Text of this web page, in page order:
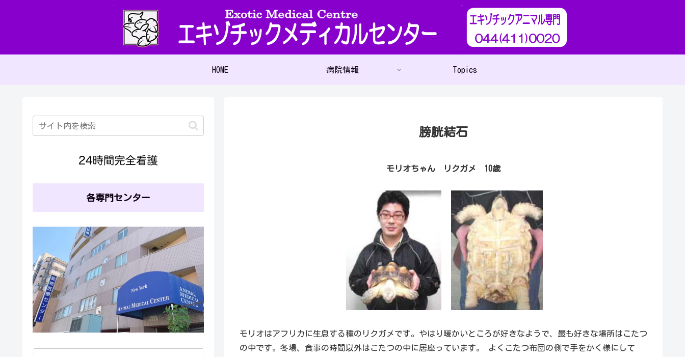
HOME 病院情報 Topics
膀胱結石
モリオちゃん リクガメ 10歳
モリオはアフリカに生息する種のリクガメです。やはり暖かいところが好きなようで、最も好きな場所はこたつ
の中です。冬場、食事の時間以外はこたつの中に居座っています。 よくこたつ布団の側で手をかく様にして
各専門センター